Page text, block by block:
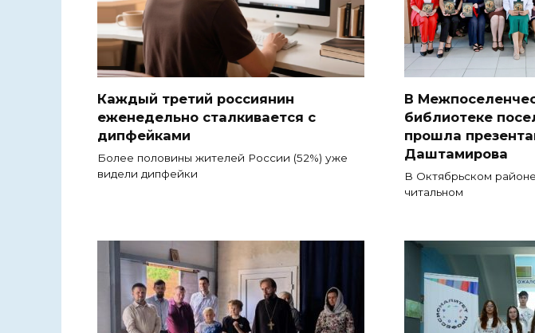
Каждый третий россиянин
еженедельно сталкивается с
дипфейками
Более половины жителей России (52%) уже
видели дипфейки
В
библиотеке
прошла
Даштамирова
В Октябрьском
читальном